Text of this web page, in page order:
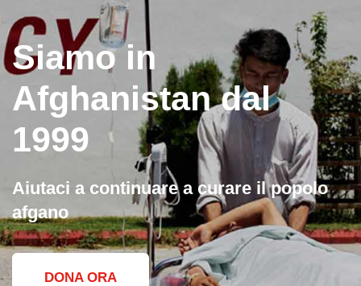
Siamo in
Afghanistan dal
1999
Aiutaci a continuare a curare il popolo
afgano
DONA ORA